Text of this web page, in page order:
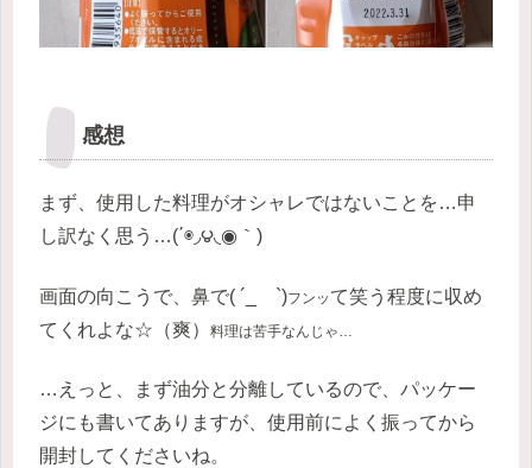
感想
まず、使用した料理がオシャレではないことを…申
し訳なく思う…(΄◉◞౪◟◉｀)
画面の向こうで、鼻で( ´_ゝ`)フンッ て笑う程度に収め
てくれよな☆（爽）
料理は苦手なんじゃ…
…えっと、まず油分と分離しているので、パッケー
ジにも書いてありますが、使用前によく振ってから
開封してくださいね。